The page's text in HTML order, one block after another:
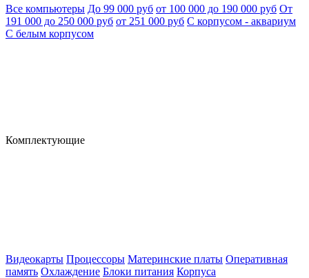
Все компьютеры До 99 000 руб от 100 000 до 190 000 руб От
191 000 до 250 000 руб от 251 000 руб С корпусом - аквариум
С белым корпусом
Комплектующие
Видеокарты Процессоры Материнские платы Оперативная
память Охлаждение Блоки питания Корпуса